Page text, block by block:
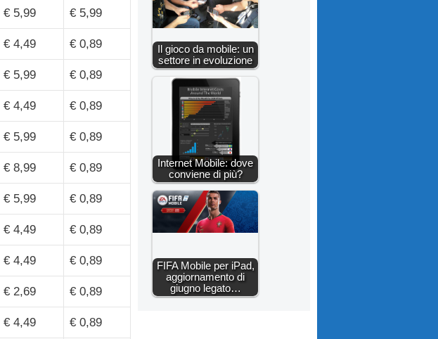
€ 5,99 € 5,99
€ 4,49 € 0,89
€ 5,99 € 0,89
€ 4,49 € 0,89
€ 5,99 € 0,89
€ 8,99 € 0,89
€ 5,99 € 0,89
€ 4,49 € 0,89
€ 4,49 € 0,89
€ 2,69 € 0,89
€ 4,49 € 0,89
Il gioco da mobile: un
settore in evoluzione
Internet Mobile: dove
conviene di più?
FIFA Mobile per iPad,
aggiornamento di
giugno legato…